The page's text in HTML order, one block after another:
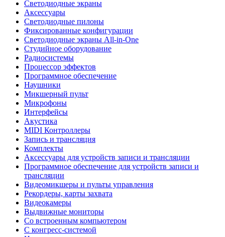
Светодиодные экраны
Аксессуары
Светодиодные пилоны
Фиксированные конфигурации
Светодиодные экраны All-in-One
Студийное оборудование
Радиосистемы
Процессор эффектов
Программное обеспечение
Наушники
Микшерный пульт
Микрофоны
Интерфейсы
Акустика
MIDI Контроллеры
Запись и трансляция
Комплекты
Аксессуары для устройств записи и трансляции
Программное обеспечение для устройств записи и
трансляции
Видеомикшеры и пульты управления
Рекордеры, карты захвата
Видеокамеры
Выдвижные мониторы
Со встроенным компьютером
С конгресс-системой